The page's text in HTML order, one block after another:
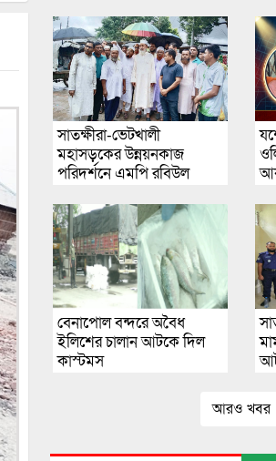
সাতক্ষীরা-ভেটখালী
মহাসড়কের উন্নয়নকাজ
পরিদর্শনে এমপি রবিউল
বেনাপোল বন্দরে অবৈধ
ইলিশের চালান আটকে দিল
কাস্টমস
আরও খবর